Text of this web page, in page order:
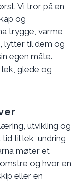
Vi tror på en
og
trygge, varme
lytter til dem og
egen måte.
glede og
utvikling og
til lek, undring
møter et
og hvor en
eller en